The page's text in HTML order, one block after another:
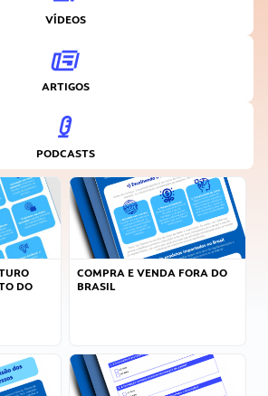
VÍDEOS
ARTIGOS
PODCASTS
DO
COMPRA E VENDA FORA DO
BRASIL